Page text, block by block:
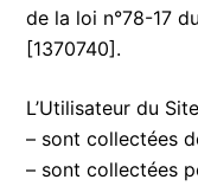
de la loi n°78-17
[1370740].
L’Utilisateur du
– sont collectées
– sont collectées